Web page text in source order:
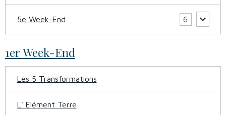
5e Week-End 6
1er Week-End
Les 5 Transformations
L' Elément Terre